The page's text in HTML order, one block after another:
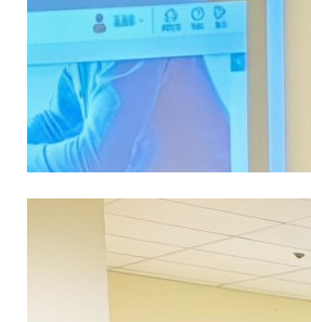
聯絡我們
相關連結
會員網站
政府機構連結